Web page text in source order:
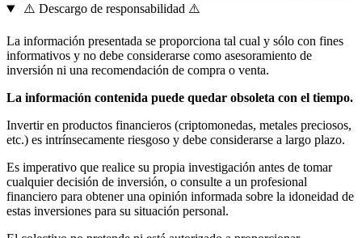
⚠️ Descargo de responsabilidad ⚠️
La información presentada se proporciona tal cual y sólo con fines
informativos y no debe considerarse como asesoramiento de
inversión ni una recomendación de compra o venta.
La información contenida puede quedar obsoleta con el tiempo.
Invertir en productos financieros (criptomonedas, metales preciosos,
etc.) es intrínsecamente riesgoso y debe considerarse a largo plazo.
Es imperativo que realice su propia investigación antes de tomar
cualquier decisión de inversión, o consulte a un profesional
financiero para obtener una opinión informada sobre la idoneidad de
estas inversiones para su situación personal.